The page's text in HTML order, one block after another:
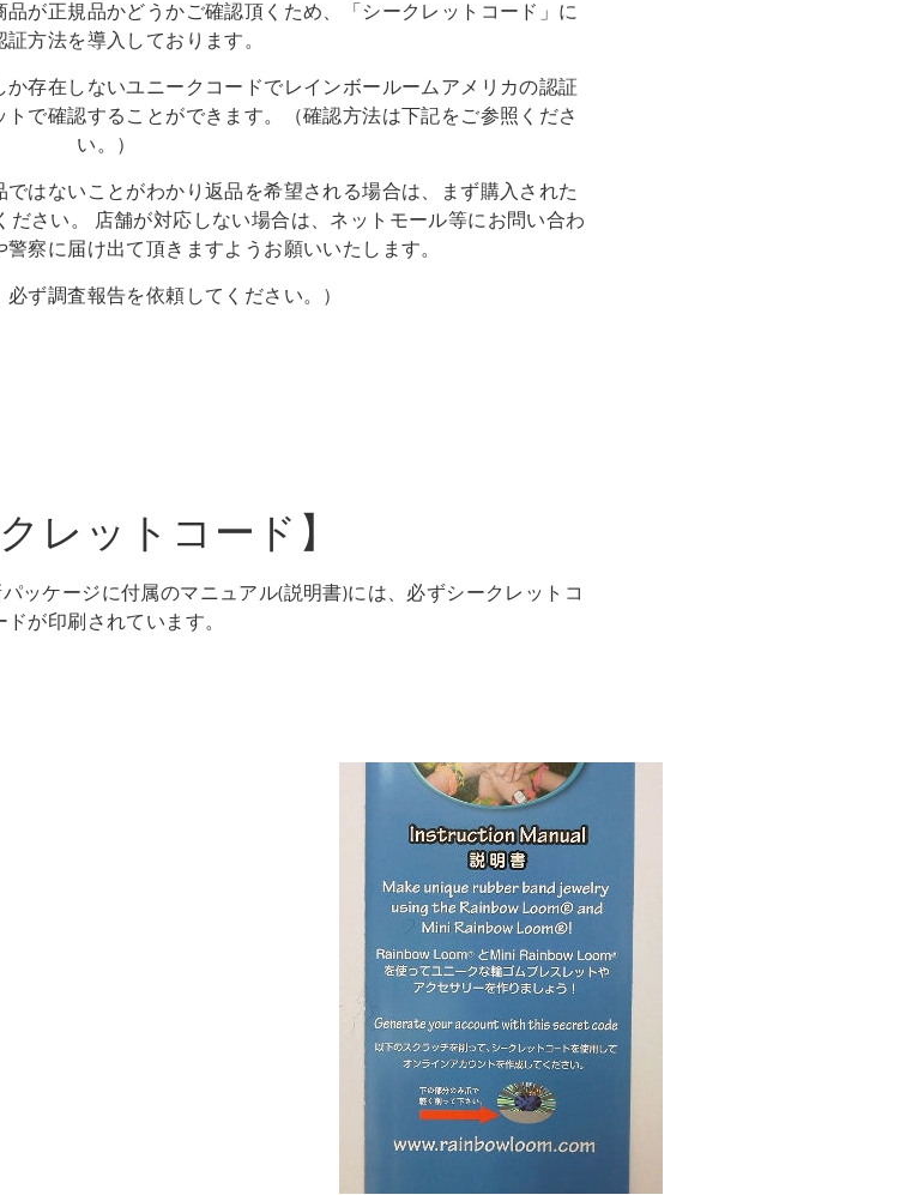
が正規品かどうかご確認頂くため、「シークレットコード」に
証方法を導入しております。
存在しないユニークコードでレインボールームアメリカの認証
で確認することができます。（確認方法は下記をご参照くださ
い。）
はないことがわかり返品を希望される場合は、まず購入された
ださい。 店舗が対応しない場合は、ネットモール等にお問い合わ
察に届け出て頂きますようお願いいたします。
必ず調査報告を依頼してください。）
レットコード】
ッケージに付属のマニュアル(説明書)には、必ずシークレットコ
ドが印刷されています。